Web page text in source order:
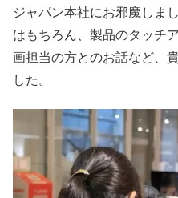
ジャパン本社にお邪魔しま
はもちろん、製品のタッチ
画担当の方とのお話など、
した。